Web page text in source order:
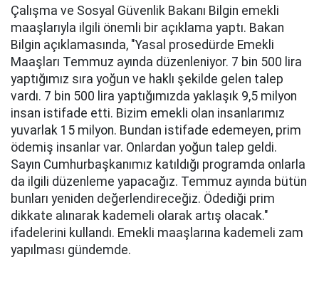
Çalışma ve Sosyal Güvenlik Bakanı Bilgin emekli
maaşlarıyla ilgili önemli bir açıklama yaptı. Bakan
Bilgin açıklamasında, "Yasal prosedürde Emekli
Maaşları Temmuz ayında düzenleniyor. 7 bin 500 lira
yaptığımız sıra yoğun ve haklı şekilde gelen talep
vardı. 7 bin 500 lira yaptığımızda yaklaşık 9,5 milyon
insan istifade etti. Bizim emekli olan insanlarımız
yuvarlak 15 milyon. Bundan istifade edemeyen, prim
ödemiş insanlar var. Onlardan yoğun talep geldi.
Sayın Cumhurbaşkanımız katıldığı programda onlarla
da ilgili düzenleme yapacağız. Temmuz ayında bütün
bunları yeniden değerlendireceğiz. Ödediği prim
dikkate alınarak kademeli olarak artış olacak."
ifadelerini kullandı. Emekli maaşlarına kademeli zam
yapılması gündemde.